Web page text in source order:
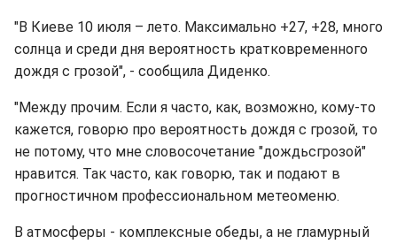
"В Киеве 10 июля – лето. Максимально +27, +28, много
солнца и среди дня вероятность кратковременного
дождя с грозой", - сообщила Диденко.
"Между прочим. Если я часто, как, возможно, кому-то
кажется, говорю про вероятность дождя с грозой, то
не потому, что мне словосочетание "дождьсгрозой"
нравится. Так часто, как говорю, так и подают в
прогностичном профессиональном метеоменю.
В атмосферы - комплексные обеды, а не гламурный